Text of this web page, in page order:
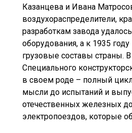
Казанцева и Ивана
воздухораспределители,
разработкам завода
оборудования, а к 1935
грузовые составы страны.
Специального
в своем роде – полный
мысли до испытаний и
отечественных железных
электропоездов, которые